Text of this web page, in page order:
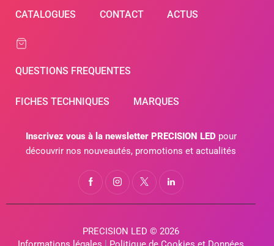
CATALOGUES CONTACT ACTUS
QUESTIONS FREQUENTES
FICHES TECHNIQUES MARQUES
Inscrivez vous à la newsletter PRECISION LEDpour
découvrir nos nouveautés, promotions et actualités
PRECISION LED © 2026